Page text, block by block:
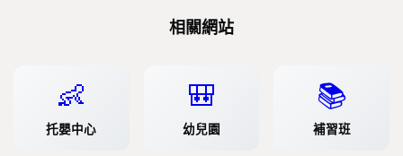
相關網站
👶
托嬰中心
🎒
幼兒園
📚
補習班